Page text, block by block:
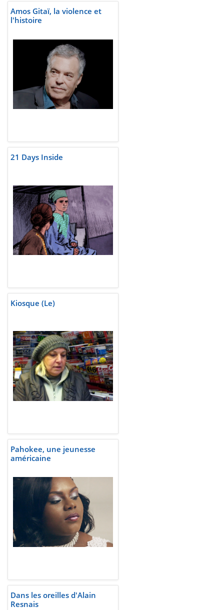
Amos Gitaï, la violence et
l'histoire
21 Days Inside
Kiosque (Le)
Pahokee, une jeunesse
américaine
Dans les oreilles d'Alain
Resnais